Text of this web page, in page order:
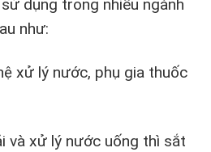
dụng trong nhiều ngành
như:
xử lý nước, phụ gia thuốc
và xử lý nước uống thì sắt